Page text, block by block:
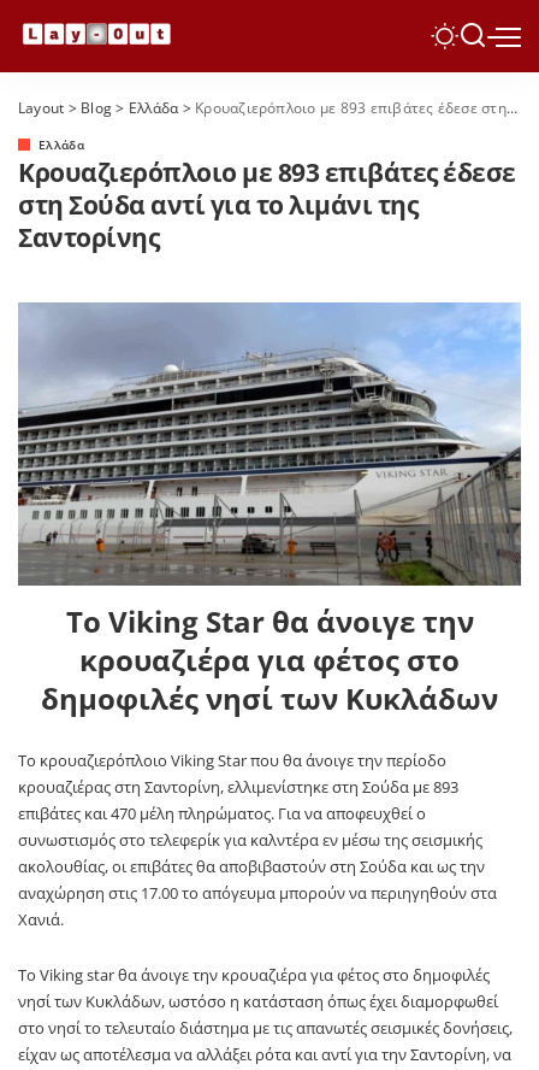
Layout > Blog> Ελλάδα> Κρουαζιερόπλοιο με 893 επιβάτες έδεσε στη Σούδα αντί για το λιμάνι της Σαντορίνης
Ελλάδα
Κρουαζιερόπλοιο με 893 επιβάτες έδεσε
στη Σούδα αντί για το λιμάνι της
Σαντορίνης
Το Viking Star θα άνοιγε την
κρουαζιέρα για φέτος στο
δημοφιλές νησί των Κυκλάδων
To κρουαζιερόπλοιο Viking Star που θα άνοιγε την περίοδο
κρουαζιέρας στη Σαντορίνη, ελλιμενίστηκε στη Σούδα με 893
επιβάτες και 470 μέλη πληρώματος. Για να αποφευχθεί ο
συνωστισμός στο τελεφερίκ για καλντέρα εν μέσω της σεισμικής
ακολουθίας, οι επιβάτες θα αποβιβαστούν στη Σούδα και ως την
αναχώρηση στις 17.00 το απόγευμα μπορούν να περιηγηθούν στα
Χανιά.
Το Viking star θα άνοιγε την κρουαζιέρα για φέτος στο δημοφιλές
νησί των Κυκλάδων, ωστόσο η κατάσταση όπως έχει διαμορφωθεί
στο νησί το τελευταίο διάστημα με τις απανωτές σεισμικές δονήσεις,
είχαν ως αποτέλεσμα να αλλάξει ρότα και αντί για την Σαντορίνη, να